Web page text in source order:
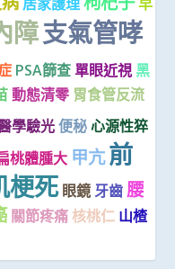
障支氣管哮
PSA篩查 單眼近視 黑
動態清零 胃食管反流
學驗光 便秘 心源性猝
桃體腫大 甲亢前
梗死 眼鏡 牙齒 腰
關節疼痛 核桃仁 山楂